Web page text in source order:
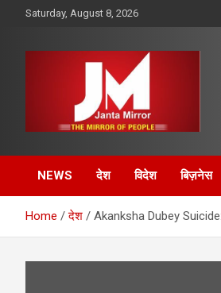
Saturday, August 8, 2026
Janta Mirror
NEWS देश विदेश बिज़नेस
Home देश Akanksha Dubey